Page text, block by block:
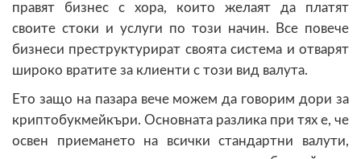
правят бизнес с хора, които желаят да платят
своите стоки и услуги по този начин. Все повече
бизнеси преструктурират своята система и отварят
широко вратите за клиенти с този вид валута.
Ето защо на пазара вече можем да говорим дори за
криптобукмейкъри. Основната разлика при тях е, че
освен приемането на всички стандартни валути,